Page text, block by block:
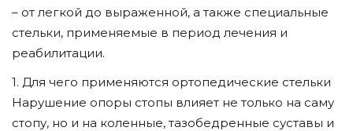
– от легкой до выраженной, а также специальные
стельки, применяемые в период лечения и
реабилитации.
1. Для чего применяются ортопедические стельки
Нарушение опоры стопы влияет не только на саму
стопу, но и на коленные, тазобедренные суставы и